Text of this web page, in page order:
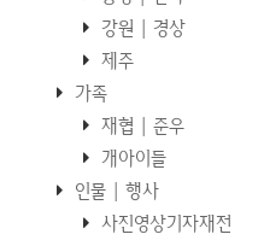
강원 | 경상
제주
가족
재협 | 준우
개아이들
인물 | 행사
사진영상기자재전